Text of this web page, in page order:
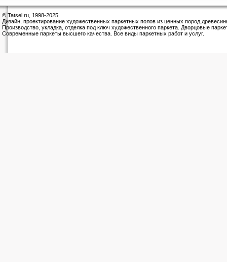
© Tatsel.ru, 1998-2025.
Дизайн, проектирование художественных паркетных полов из ценных пород
Производство, укладка, отделка под ключ художественного паркета. Дворцовые
Современные паркеты высшего качества. Все виды паркетных работ и услуг.